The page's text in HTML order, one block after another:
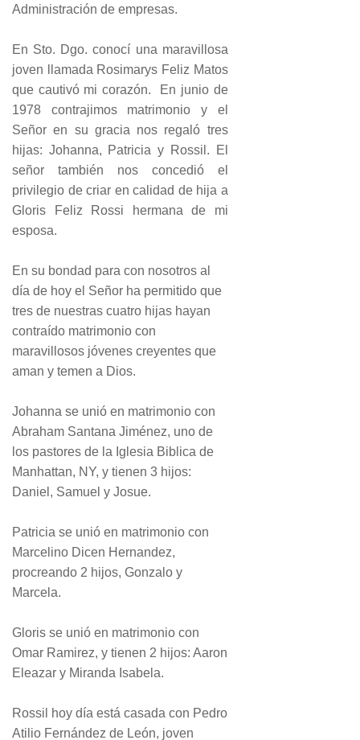
Administración de empresas.
En Sto. Dgo. conocí una maravillosa
joven llamada Rosimarys Feliz Matos
que cautivó mi corazón. En junio de
1978 contrajimos matrimonio y el
Señor en su gracia nos regaló tres
hijas: Johanna, Patricia y Rossil. El
señor también nos concedió el
privilegio de criar en calidad de hija a
Gloris Feliz Rossi hermana de mi
esposa.
En su bondad para con nosotros al
día de hoy el Señor ha permitido que
tres de nuestras cuatro hijas hayan
contraído matrimonio con
maravillosos jóvenes creyentes que
aman y temen a Dios.
Johanna se unió en matrimonio con
Abraham Santana Jiménez, uno de
los pastores de la Iglesia Biblica de
Manhattan, NY, y tienen 3 hijos:
Daniel, Samuel y Josue.
Patricia se unió en matrimonio con
Marcelino Dicen Hernandez,
procreando 2 hijos, Gonzalo y
Marcela.
Gloris se unió en matrimonio con
Omar Ramirez, y tienen 2 hijos: Aaron
Eleazar y Miranda Isabela.
Rossil hoy día está casada con Pedro
Atilio Fernández de León, joven